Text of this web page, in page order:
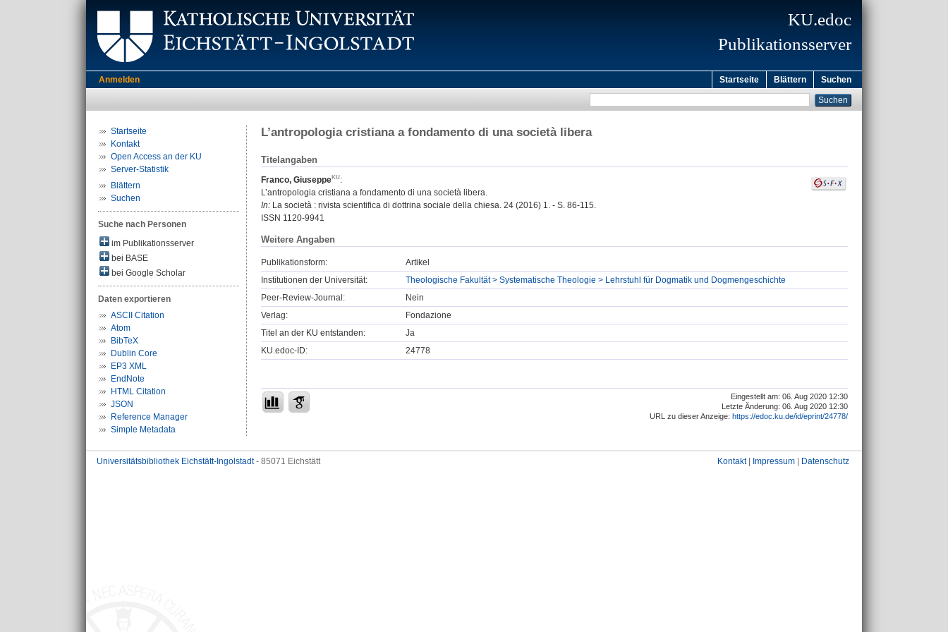
KU.edoc
Publikationsserver
Anmelden Startseite Blättern Suchen
Startseite
Kontakt
Open Access an der KU
Server-Statistik
Blättern
Suchen
Suche nach Personen
im Publikationsserver
bei BASE
bei Google Scholar
Daten exportieren
ASCII Citation
Atom
BibTeX
Dublin Core
EP3 XML
EndNote
HTML Citation
JSON
Reference Manager
Simple Metadata
L’antropologia cristiana a fondamento di una società libera
Titelangaben
Franco, Giuseppe
:
L’antropologia cristiana a fondamento di una società libera.
In: La società : rivista scientifica di dottrina sociale della chiesa. 24 (2016) 1. - S. 86-115.
ISSN 1120-9941
Weitere Angaben
Publikationsform:
Artikel
Institutionen der Universität:
Theologische Fakultät > Systematische Theologie > Lehrstuhl für Dogmatik und Dogmengeschichte
Peer-Review-Journal:
Nein
Verlag:
Fondazione
Titel an der KU entstanden:
Ja
KU.edoc-ID:
24778
Eingestellt am: 06. Aug 2020 12:30
Letzte Änderung: 06. Aug 2020 12:30
URL zu dieser Anzeige: https://edoc.ku.de/id/eprint/24778/
Universitätsbibliothek Eichstätt-Ingolstadt- 85071 Eichstätt Kontakt| Impressum Datenschutz